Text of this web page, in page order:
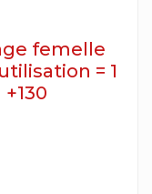
femelle
= 1